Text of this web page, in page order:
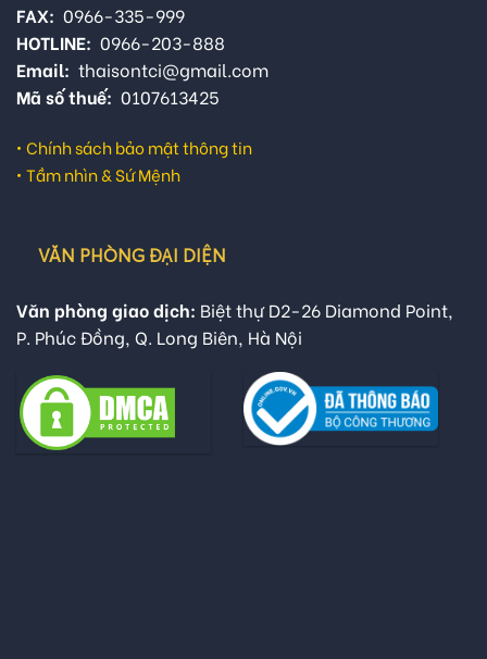
FAX: 0966-335-999
HOTLINE: 0966-203-888
Email: thaisontci@gmail.com
Mã số thuế: 0107613425
• Chính sách bảo mật thông tin
• Tầm nhìn & Sứ Mệnh
VĂN PHÒNG ĐẠI DIỆN
Văn phòng giao dịch: Biệt thự D2-26 Diamond Point,
P. Phúc Đồng, Q. Long Biên, Hà Nội